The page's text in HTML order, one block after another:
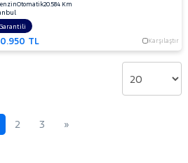
Otomatik20.584 Km
TL Karşılaştır
2 3 »